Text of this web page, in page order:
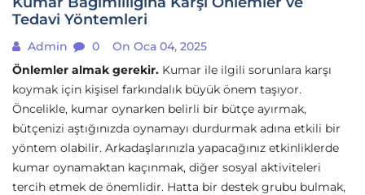
Tedavi Yöntemleri
Admin 0
On Oca 04, 2025
Önlemler almak gerekir. Kumar ile ilgili sorunlara karşı
koymak için kişisel farkındalık büyük önem taşıyor.
Öncelikle, kumar oynarken belirli bir bütçe ayırmak,
bütçenizi aştığınızda oynamayı durdurmak adına etkili bir
yöntem olabilir. Arkadaşlarınızla yapacağınız etkinliklerde
kumar oynamaktan kaçınmak, diğer sosyal aktiviteleri
tercih etmek de önemlidir. Hatta bir destek grubu bulmak,